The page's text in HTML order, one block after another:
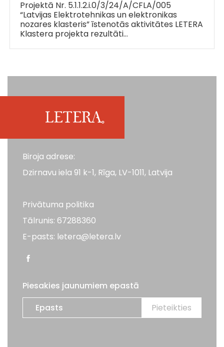
Projektā Nr. 5.1.1.2.i.0/3/24/A/CFLA/005
“Latvijas Elektrotehnikas un elektronikas
nozares klasteris” īstenotās aktivitātes LETERA
Klastera projekta rezultāti…
Biroja adrese:
Dzirnavu iela 91 k-1, Rīga, LV-1011, Latvija
Privātuma politika
Tālrunis: 67288360
E-pasts: letera@letera.lv
Piesakies jaunumiem epastā